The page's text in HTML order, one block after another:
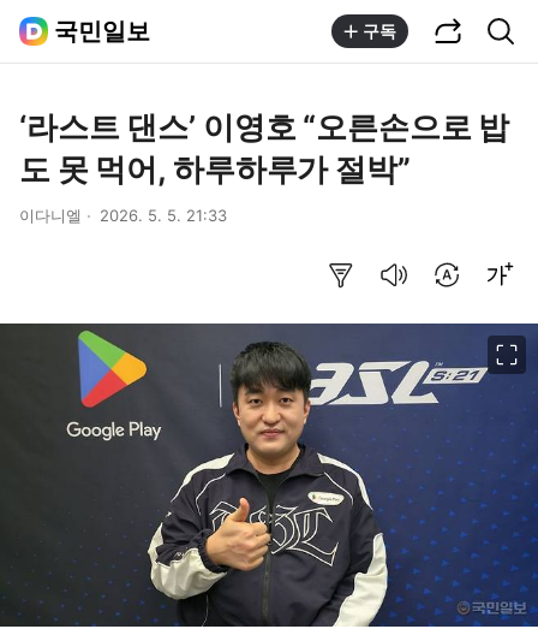
국민일보 구독
‘라스트 댄스’ 이영호 “오른손으로 밥
도 못 먹어, 하루하루가 절박”
이다니엘 2026. 5. 5. 21:33